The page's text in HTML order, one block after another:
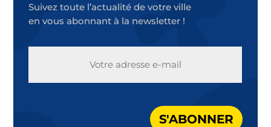
Suivez toute l’actualité de votre ville
en vous abonnant à la newsletter !
S'ABONNER